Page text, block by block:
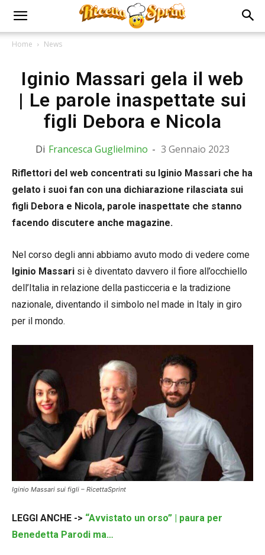
Home News
Iginio Massari gela il web
| Le parole inaspettate sui
figli Debora e Nicola
Di Francesca Guglielmino - 3 Gennaio 2023
Riflettori del web concentrati su Iginio Massari che ha
gelato i suoi fan con una dichiarazione rilasciata sui
figli Debora e Nicola, parole inaspettate che stanno
facendo discutere anche magazine.
Nel corso degli anni abbiamo avuto modo di vedere come
Iginio Massari si è diventato davvero il fiore all’occhiello
dell’Italia in relazione della pasticceria e la tradizione
nazionale, diventando il simbolo nel made in Italy in giro
per il mondo.
Iginio Massari sui figli – RicettaSprint
LEGGI ANCHE -> “Avvistato un orso” | paura per
Benedetta Parodi ma…